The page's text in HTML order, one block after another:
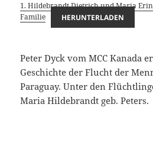
1. Hildebrandt Dietrich und Maria
Familie
HERUNTERLADEN
Peter Dyck vom MCC Kanada
Geschichte der Flucht der
Paraguay. Unter den
Maria Hildebrandt geb. Peters.